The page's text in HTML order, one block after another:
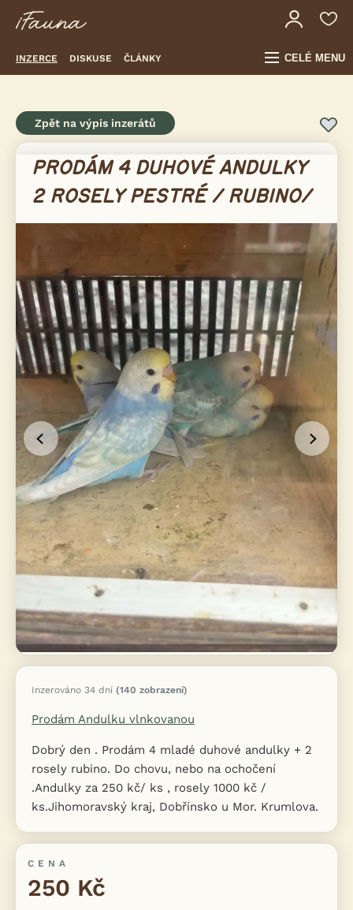
INZERCE DISKUSE ČLÁNKY CELÉ MENU
Zpět na výpis inzerátů
Inzerováno 34 dní (140 zobrazení)
Prodám Andulku vlnkovanou
Dobrý den . Prodám 4 mladé duhové andulky + 2
rosely rubino. Do chovu, nebo na ochočení
.Andulky za 250 kč/ ks , rosely 1000 kč /
ks.Jihomoravský kraj, Dobřínsko u Mor. Krumlova.
CENA
250 Kč
PRODÁM 4 DUHOVÉ ANDULKY
2 ROSELY PESTRÉ / RUBINO/